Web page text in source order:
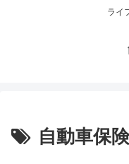
ライ
自動車保険